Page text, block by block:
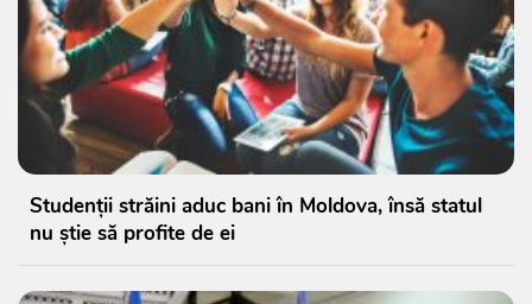
Studenții străini aduc bani în Moldova, însă statul
nu știe să profite de ei